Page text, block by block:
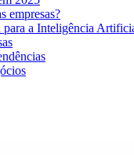
empresas?
a Inteligência